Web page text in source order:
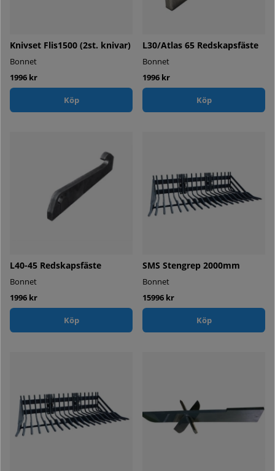
Knivset Flis1500 (2st. knivar)
Bonnet
1996 kr
Köp
L30/Atlas 65 Redskapsfäste
Bonnet
1996 kr
Köp
L40-45 Redskapsfäste
Bonnet
1996 kr
Köp
SMS Stengrep 2000mm
Bonnet
15996 kr
Köp